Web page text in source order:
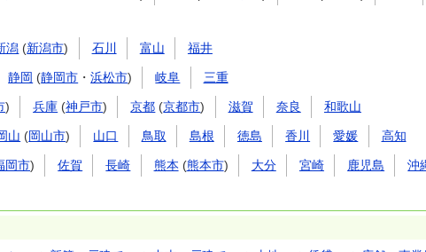
潟 (新潟市) 石川 富山 福井
静岡 (静岡市 ・浜松市) 岐阜 三重
) 兵庫 (神戸市) 京都 (京都市) 滋賀 奈良 和歌山
山 (岡山市) 山口 鳥取 島根 徳島 香川 愛媛 高知
岡市) 佐賀 長崎 熊本 (熊本市) 大分 宮崎 鹿児島 沖